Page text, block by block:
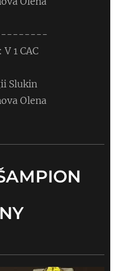
1 CAC
Slukin
Olena